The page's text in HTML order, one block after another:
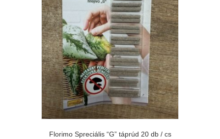
Florimo Spreciális “G” táprúd 20 db / cs